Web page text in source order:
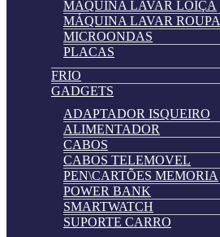
MÁQUINA LAVAR LOIÇA
MÁQUINA LAVAR ROUPA
MICROONDAS
PLACAS
FRIO
GADGETS
ADAPTADOR ISQUEIRO
ALIMENTADOR
CABOS
CABOS TELEMOVEL
PEN\CARTÕES MEMORIA
POWER BANK
SMARTWATCH
SUPORTE CARRO